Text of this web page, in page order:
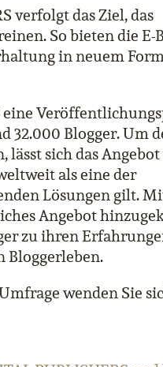
verfolgt das Ziel, das
So bieten die E-
in neuem
eine
Blogger. Um
sich das
als eine der
Lösungen gilt.
Angebot
zu ihren
Bloggerleben.
wenden Sie